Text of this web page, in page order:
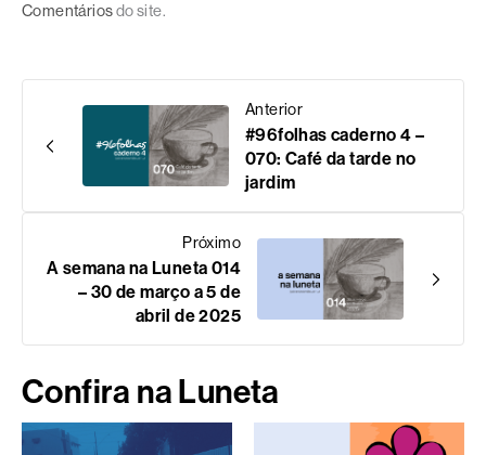
Comentáriosdo site.
Anterior
#96folhas caderno 4 –
070: Café da tarde no
jardim
Próximo
A semana na Luneta 014
– 30 de março a 5 de
abril de 2025
Confira na Luneta